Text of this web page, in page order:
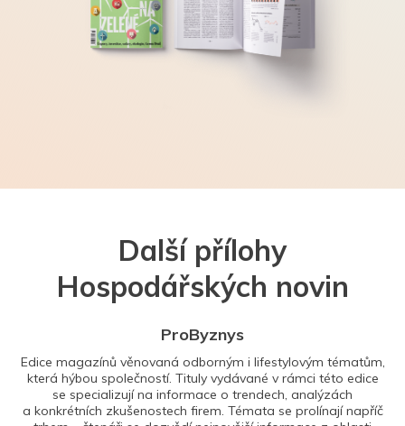
Další přílohy
Hospodářských novin
ProByznys
Edice magazínů věnovaná odborným i lifestylovým tématům,
která hýbou společností. Tituly vydávané v rámci této edice
se specializují na informace o trendech, analýzách
a konkrétních zkušenostech firem. Témata se prolínají napříč